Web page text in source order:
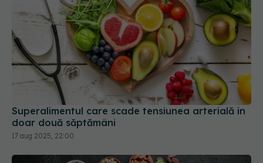
Superalimentul care scade tensiunea arterială în
doar două săptămâni
17 aug 2025, 22:00